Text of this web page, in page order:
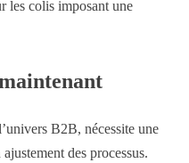
les colis imposant une
B2B, nécessite une
des processus.